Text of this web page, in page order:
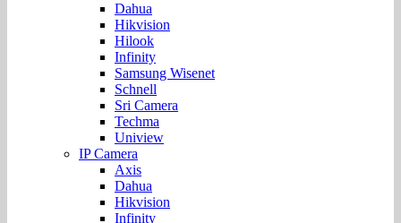
Dahua
Hikvision
Hilook
Infinity
Samsung Wisenet
Schnell
Sri Camera
Techma
Uniview
IP Camera
Axis
Dahua
Hikvision
Infinity